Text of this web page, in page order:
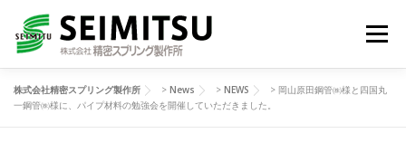
メニュー
HOME 技術紹介 製品一覧
株式会社精密スプリング製作所 > News > NEWS > 岡山原田鋼管㈱様と四国丸
一鋼管㈱様に、パイプ材料の勉強会を開催していただきました。